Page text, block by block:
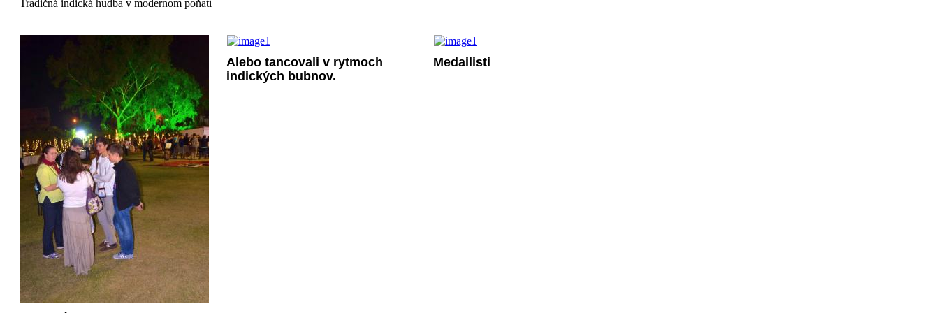
Tradičná indická hudba v modernom poňatí
Alebo tancovali v rytmoch
indických bubnov.
Medailisti